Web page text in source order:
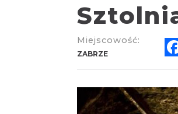
Miejscowość:
ZABRZE